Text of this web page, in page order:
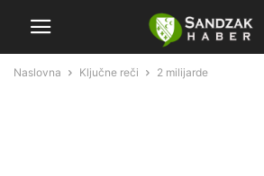
Naslovna Ključne reči 2 milijarde